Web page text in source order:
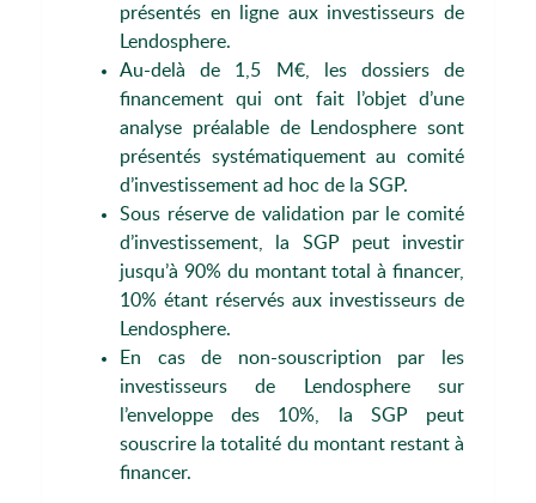
présentés en ligne aux investisseurs de
Lendosphere.
Au-delà de 1,5 M€, les dossiers de
financement qui ont fait l’objet d’une
analyse préalable de Lendosphere sont
présentés systématiquement au comité
d’investissement ad hoc de la SGP.
Sous réserve de validation par le comité
d’investissement, la SGP peut investir
jusqu’à 90% du montant total à financer,
10% étant réservés aux investisseurs de
Lendosphere.
En cas de non-souscription par les
investisseurs de Lendosphere sur
l’enveloppe des 10%, la SGP peut
souscrire la totalité du montant restant à
financer.